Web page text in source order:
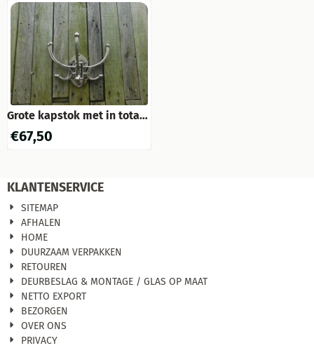
Grote kapstok met in totaal
10 haken, 5 verstelbare
kapstokken - aluminium
€67,50
KLANTENSERVICE
SITEMAP
AFHALEN
HOME
DUURZAAM VERPAKKEN
RETOUREN
DEURBESLAG & MONTAGE / GLAS OP MAAT
NETTO EXPORT
BEZORGEN
OVER ONS
PRIVACY